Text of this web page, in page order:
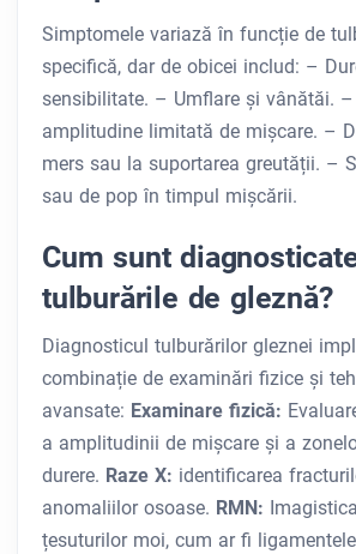
Simptomele variază în funcție de
specifică, dar de obicei includ: –
sensibilitate. – Umflare și vânătăi.
amplitudine limitată de mișcare. –
mers sau la suportarea greutății. –
sau de pop în timpul mișcării.
Cum sunt
tulburările de gleznă?
Diagnosticul tulburărilor gleznei
combinație de examinări fizice și
avansate: Examinare fizică:
a amplitudinii de mișcare și a
durere. Raze X: identificarea
anomaliilor osoase. RMN:
țesuturilor moi, cum ar fi